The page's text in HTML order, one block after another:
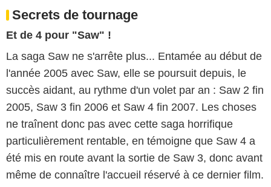
Secrets de tournage
Et de 4 pour "Saw" !
La saga Saw ne s'arrête plus... Entamée au début de
l'année 2005 avec Saw, elle se poursuit depuis, le
succès aidant, au rythme d'un volet par an : Saw 2 fin
2005, Saw 3 fin 2006 et Saw 4 fin 2007. Les choses
ne traînent donc pas avec cette saga horrifique
particulièrement rentable, en témoigne que Saw 4 a
été mis en route avant la sortie de Saw 3, donc avant
même de connaître l'accueil réservé à ce dernier film.